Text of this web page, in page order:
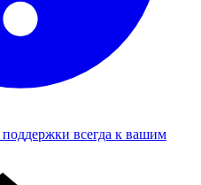
всегда к вашим